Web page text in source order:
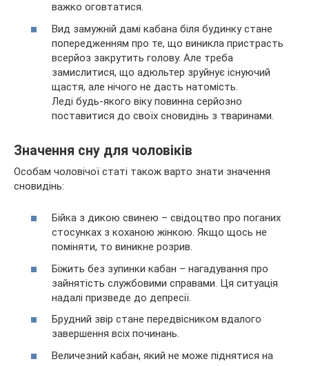
важко оговтатися.
Вид замужній дамі кабана біля будинку стане
попередженням про те, що виникла пристрасть
всерйоз закрутить голову. Але треба
замислитися, що адюльтер зруйнує існуючий
щастя, але нічого не дасть натомість.
Леді будь-якого віку повинна серйозно
поставитися до своїх сновидінь з тваринами.
Значення сну для чоловіків
Особам чоловічої статі також варто знати значення
сновидінь:
Бійка з дикою свинею – свідоцтво про поганих
стосунках з коханою жінкою. Якщо щось не
поміняти, то виникне розрив.
Біжить без зупинки кабан – нагадування про
зайнятість службовими справами. Ця ситуація
надалі призведе до депресії.
Брудний звір стане передвісником вдалого
завершення всіх починань.
Величезний кабан, який не може піднятися на